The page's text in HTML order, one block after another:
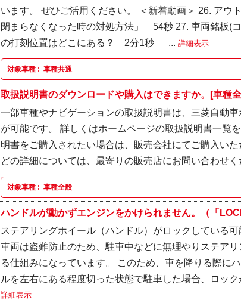
います。 ぜひご活用ください。 ＜新着動画＞ 26. アウ
閉まらなくなった時の対処方法」 54秒 27. 車両銘板(
の打刻位置はどこにある？ 2分1秒 ... 詳細表示
対象車種 : 車種共通
取扱説明書のダウンロードや購入はできますか。[車種
一部車種やナビゲーションの取扱説明書は、三菱自動
が可能です。 詳しくはホームページの取扱説明書一覧
明書をご購入されたい場合は、販売会社にてご購入い
どの詳細については、最寄りの販売店にお問い合わせく
対象車種 : 車種全般
ハンドルが動かずエンジンをかけられません。（「
ステアリングホイール（ハンドル）がロックしている
車両は盗難防止のため、駐車中などに無理やりステア
る仕組みになっています。 このため、車を降りる際に
ルを左右にある程度切った状態で駐車した場合、ロッ
詳細表示